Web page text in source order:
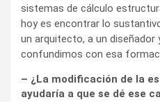
sistemas de cálculo
hoy es encontrar lo
un arquitecto, a un diseñador
confundimos con esa
– ¿La modificación de la
ayudaría a que se dé ese